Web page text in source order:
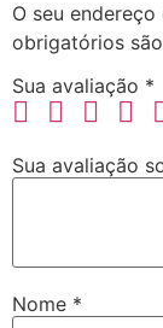
O seu
obrigatórios
Sua avaliação *
Sua avaliação
Nome *